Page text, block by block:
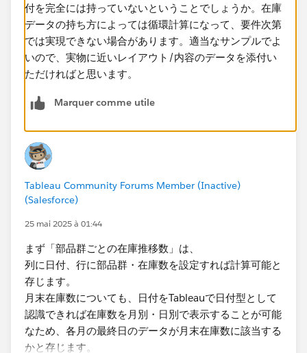
付を完全には持っていないということでしょうか。在庫
データの持ち方によっては循環計算になって、要件次第
では実現できない場合があります。適当なサンプルでよ
いので、実物に近いレイアウト/内容のデータを添付い
ただければと思います。
Marquer comme utile
Tableau Community Forums Member (Inactive)
(Salesforce)
25 mai 2025 à 01:44
まず「部品群ごとの在庫推移数」は、
列に日付、行に部品群・在庫数を設定すれば計算可能と
存じます。
月末在庫数についても、日付をTableauで日付型として
認識できれば在庫数を月別・日別で表示することが可能
なため、各月の最終日のデータが月末在庫数に該当する
かと存じます。